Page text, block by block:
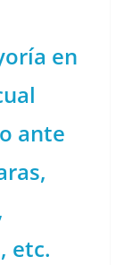
en
ante
etc.